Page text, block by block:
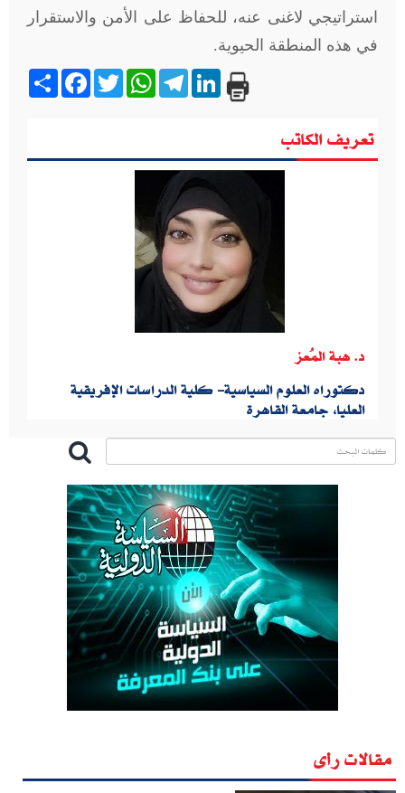
استراتيجي لاغنى عنه، للحفاظ على الأمن والاستقرار
في هذه المنطقة الحيوية.
Share
FacebookTwitter
WhatsApp
Telegram
LinkedIn
تعريف الكاتب
د. هبة المُعز
دكتوراه العلوم السياسية- كلية الدراسات الإفريقية
العليا، جامعة القاهرة
مقالات رأى